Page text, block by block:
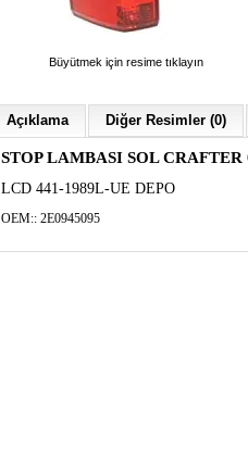
Büyütmek için resime tıklayın
Açıklama Diğer Resimler (0)
STOP LAMBASI SOL CRAFTER
LCD 441-1989L-UE DEPO
OEM:: 2E0945095